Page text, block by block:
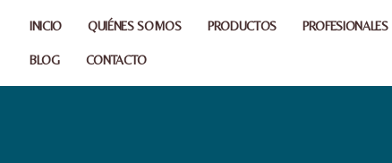
INICIO QUIÉNES SOMOS PRODUCTOS PROFESIONALES
BLOG CONTACTO